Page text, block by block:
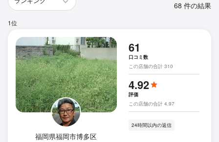
68 件の結果
1位
福岡県福岡市博多区
61
口コミ数
この店舗の合計 310
4.92
評価
この店舗の合計 4.97
24時間以内の返信